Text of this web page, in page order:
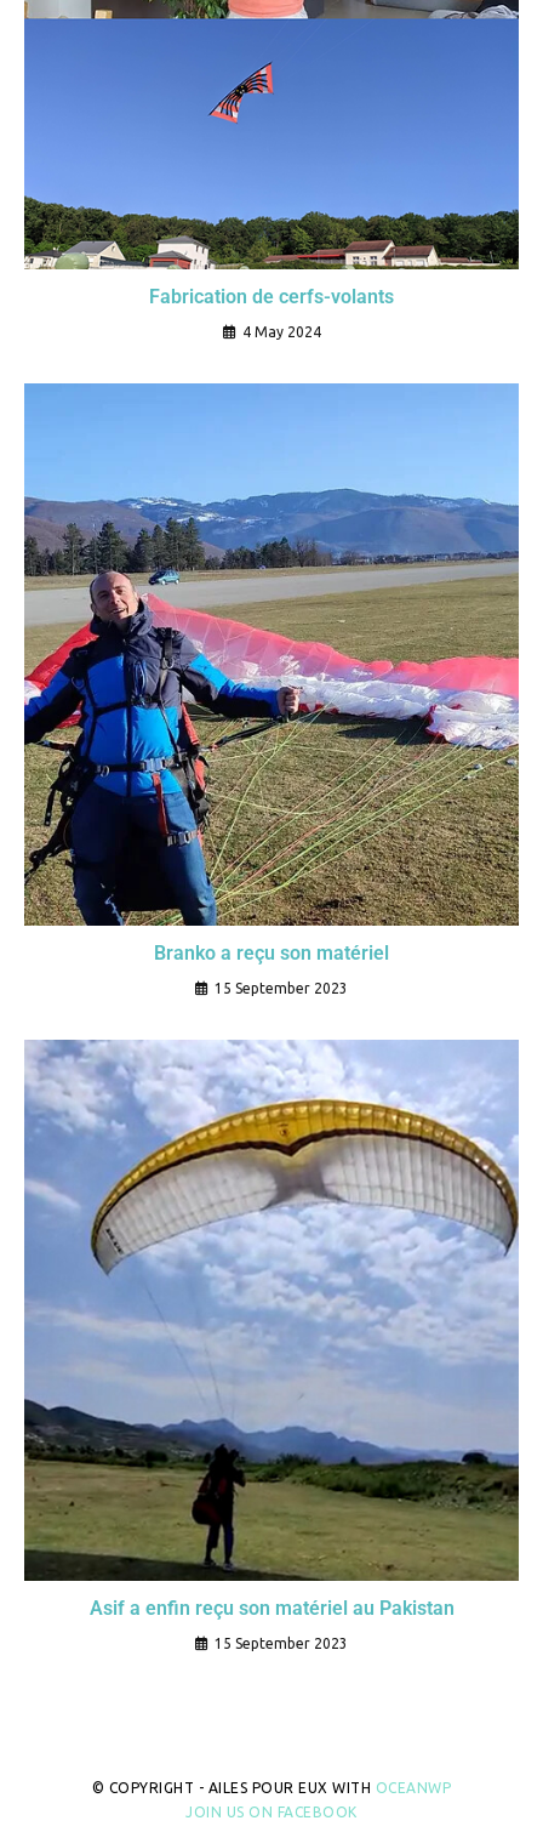
Fabrication de cerfs-volants
4 May 2024
Branko a reçu son matériel
15 September 2023
Asif a enfin reçu son matériel au Pakistan
15 September 2023
© COPYRIGHT - AILES POUR EUX WITH OCEANWP
JOIN US ON FACEBOOK